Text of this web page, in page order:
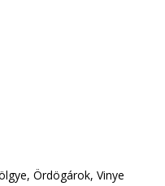
Ördögárok, Vinye